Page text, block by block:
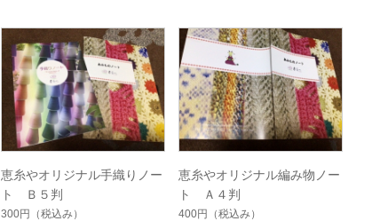
恵糸やオリジナル手織りノー
ト Ｂ５判
300円 （税込み）
恵糸やオリジナル編み物ノー
ト Ａ４判
400円 （税込み）